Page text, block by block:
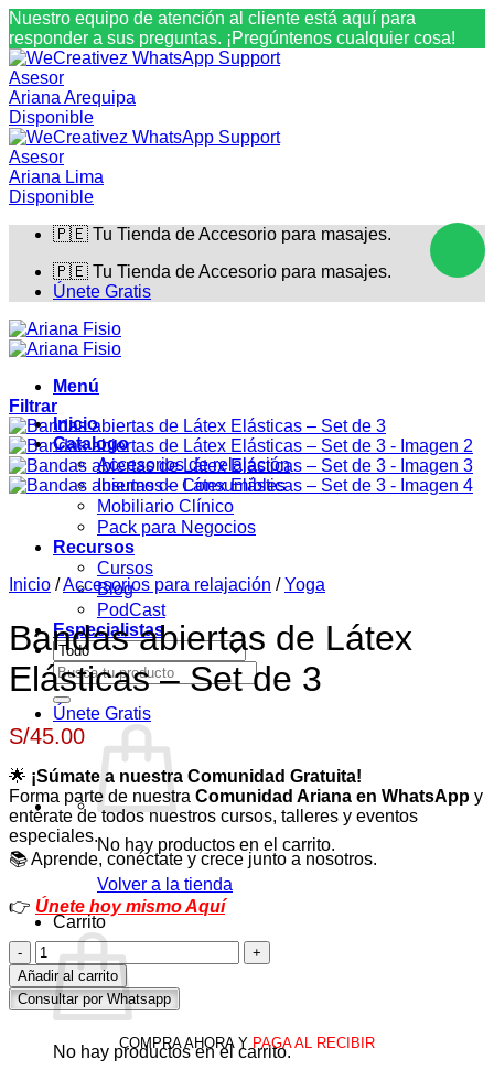
Nuestro equipo de atención al cliente está aquí para
responder a sus preguntas. ¡Pregúntenos cualquier cosa!
Asesor
Ariana Arequipa
Disponible
Asesor
Ariana Lima
Disponible
🇵🇪 Tu Tienda de Accesorio para masajes.
🇵🇪 Tu Tienda de Accesorio para masajes.
Únete Gratis
Menú
Inicio
Catalogo
Accesorios de relajación
Insumos – Consumibles
Mobiliario Clínico
Pack para Negocios
Recursos
Cursos
Blog
PodCast
Especialistas
Buscar
por:
Únete Gratis
No hay productos en el carrito.
Volver a la tienda
Carrito
No hay productos en el carrito.
Filtrar
Inicio /Accesorios para relajación / Yoga
Bandas abiertas de Látex
Elásticas – Set de 3
S/45.00
🌟 ¡Súmate a nuestra Comunidad Gratuita!
Forma parte de nuestra Comunidad Ariana en WhatsApp y
entérate de todos nuestros cursos, talleres y eventos
especiales.
📚 Aprende, conéctate y crece junto a nosotros.
👉 Únete hoy mismo Aquí
Bandas
abiertas
de
Látex
Añadir al carrito
Consultar por Whatsapp
COMPRA AHORA Y PAGA AL RECIBIR